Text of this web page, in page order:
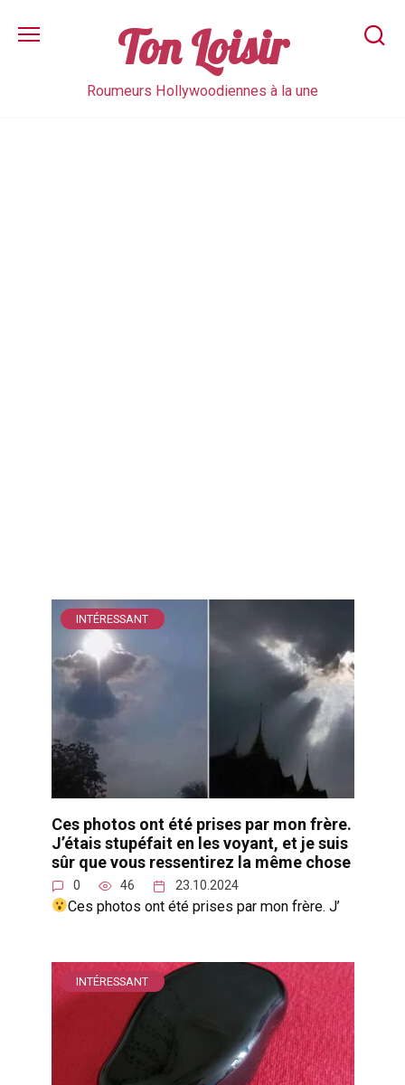
content
Ton Loisir
Roumeurs Hollywoodiennes à la une
INTÉRESSANT
Ces photos ont été prises par mon frère.
J’étais stupéfait en les voyant, et je suis
sûr que vous ressentirez la même chose
0 46 23.10.2024
Ces photos ont été prises par mon frère. J’
INTÉRESSANT